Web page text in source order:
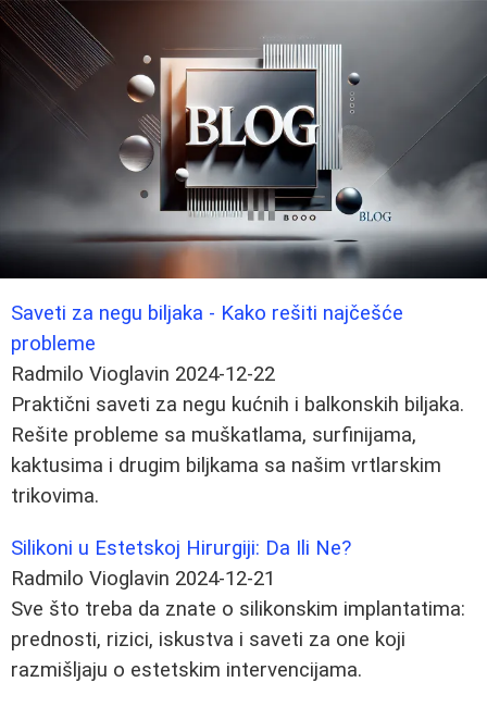
Saveti za negu biljaka - Kako rešiti najčešće
probleme
Radmilo Vioglavin 2024-12-22
Praktični saveti za negu kućnih i balkonskih biljaka.
Rešite probleme sa muškatlama, surfinijama,
kaktusima i drugim biljkama sa našim vrtlarskim
trikovima.
Silikoni u Estetskoj Hirurgiji: Da Ili Ne?
Radmilo Vioglavin 2024-12-21
Sve što treba da znate o silikonskim implantatima:
prednosti, rizici, iskustva i saveti za one koji
razmišljaju o estetskim intervencijama.